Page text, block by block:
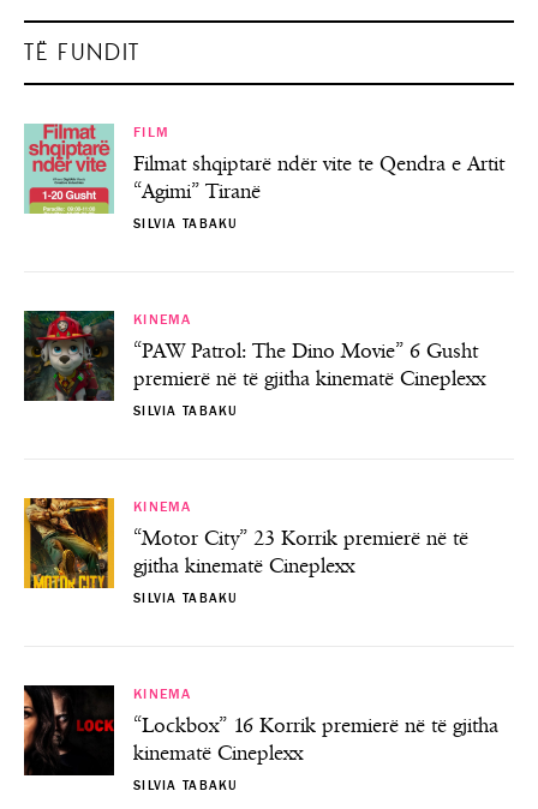
TË FUNDIT
FILM
Filmat shqiptarë ndër vite te Qendra e Artit
“Agimi” Tiranë
SILVIA TABAKU
KINEMA
“PAW Patrol: The Dino Movie” 6 Gusht
premierë në të gjitha kinematë Cineplexx
SILVIA TABAKU
KINEMA
“Motor City” 23 Korrik premierë në të
gjitha kinematë Cineplexx
SILVIA TABAKU
KINEMA
“Lockbox” 16 Korrik premierë në të gjitha
kinematë Cineplexx
SILVIA TABAKU